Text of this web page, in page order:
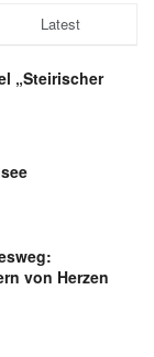
Latest
„Steirischer
von Herzen